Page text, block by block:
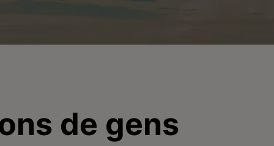
de gens